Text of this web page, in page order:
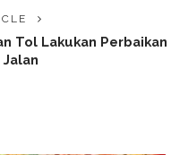
Tol Lakukan Perbaikan